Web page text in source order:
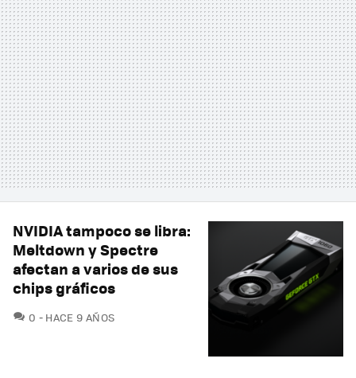
NVIDIA tampoco se libra:
Meltdown y Spectre
afectan a varios de sus
chips gráficos
0 COMENTARIOS
HACE 9 AÑOS